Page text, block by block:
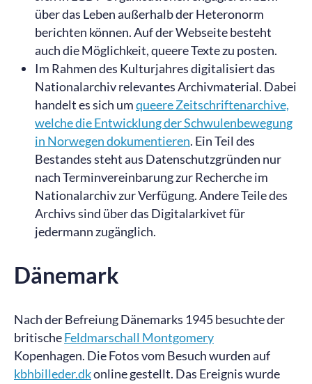
über das Leben außerhalb der Heteronorm
berichten können. Auf der Webseite besteht
auch die Möglichkeit, queere Texte zu posten.
Im Rahmen des Kulturjahres digitalisiert das
Nationalarchiv relevantes Archivmaterial. Dabei
handelt es sich umqueere Zeitschriftenarchive,
welche die Entwicklung der Schwulenbewegung
in Norwegen dokumentieren. Ein Teil des
Bestandes steht aus Datenschutzgründen nur
nach Terminvereinbarung zur Recherche im
Nationalarchiv zur Verfügung. Andere Teile des
Archivs sind über das Digitalarkivet für
jedermann zugänglich.
Dänemark
Nach der Befreiung Dänemarks 1945 besuchte der
britischeFeldmarschall Montgomery
Kopenhagen. Die Fotos vom Besuch wurden auf
kbhbilleder.dkonline gestellt. Das Ereignis wurde